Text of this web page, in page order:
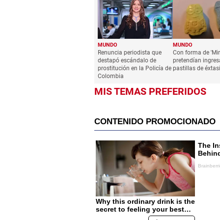
MUNDO
Renuncia periodista que
destapó escándalo de
prostitución en la Policía de
Colombia
MUNDO
Con forma de
pretendían
pastillas de
MIS TEMAS PREFERIDOS